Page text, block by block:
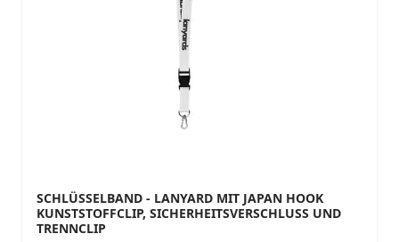
SCHLÜSSELBAND - LANYARD MIT JAPAN HOOK
KUNSTSTOFFCLIP, SICHERHEITSVERSCHLUSS UND
TRENNCLIP